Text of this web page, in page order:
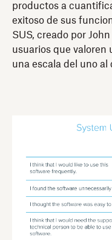
productos a
exitoso de sus
SUS, creado por
usuarios que valoren
una escala del uno al